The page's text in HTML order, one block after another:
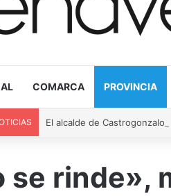
COMARCA PROVINCIA
se rinde»,